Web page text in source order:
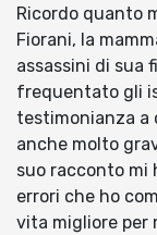
Ricordo quanto
Fiorani, la
assassini di sua
frequentato gli
testimonianza a
anche molto
suo racconto mi
errori che ho
vita migliore per